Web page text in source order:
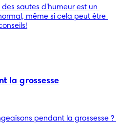
sautes d'humeur est un
même si cela peut être
la grossesse
pendant la grossesse ?